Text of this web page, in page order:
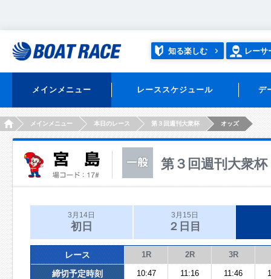
知る楽しむ レーサ
メインメニュー レーススケジュール デ
HOMEメインメニュー 本日のレース 第３回週刊大衆杯 オッズ
第３回週刊大衆杯
3月14日
初日
3月15日
２日目
レース 1R 2R 3R
締切予定時刻 10:47 11:16 11:46